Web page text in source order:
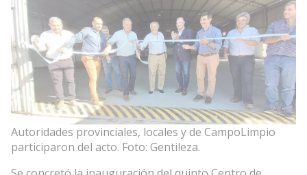
Autoridades provinciales, locales y de CampoLimpio
participaron del acto. Foto: Gentileza.